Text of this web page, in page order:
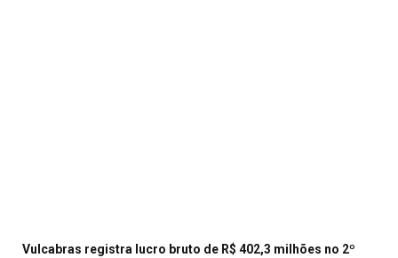
Vulcabras registra lucro bruto de R$ 402,3 milhões no 2º